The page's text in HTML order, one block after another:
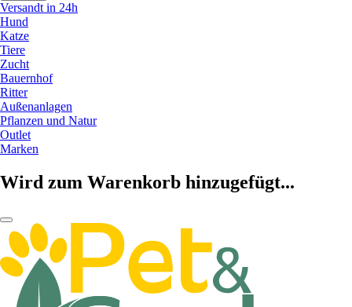
Versandt in 24h
Hund
Katze
Tiere
Zucht
Bauernhof
Ritter
Außenanlagen
Pflanzen und Natur
Outlet
Marken
Wird zum Warenkorb hinzugefügt...